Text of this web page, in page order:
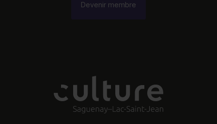
Devenir membre